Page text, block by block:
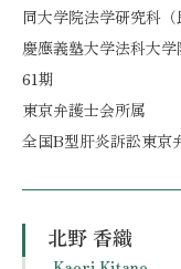
同大学院法学研究科
慶應義塾大学法科大学
61期
東京弁護士会所属
全国B型肝炎訴訟東京
北野 香織